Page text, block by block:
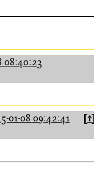
08:40:23
01-08 09:42:41 [↑]